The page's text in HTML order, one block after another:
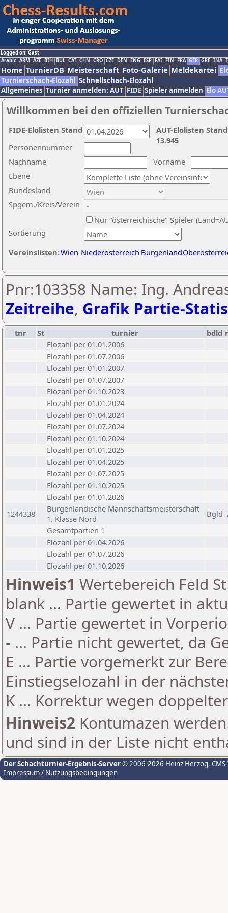
Logged on: Gast
Arabic ARM AZE BIH BUL CAT CHN CRO CZE DEN ENG ESP FAI FIN FRA GER GRE INA
Home TurnierDB Meisterschaft Foto-Galerie Meldekartei
Turnierschach-Elozahl Schnellschach-Elozahl
Allgemeines Turnier anmelden: AUT FIDE Spieler anmelden Elo
Willkommen bei den offiziellen
Nachname
Vorname
Ebene
Sortierung
Personennummer
Bundesland
Spgem./Kreis/Verein
Nur "österreichische" Spieler
Vereinslisten:Wien Niederösterreich Burgenland
AUT-Elolisten
13.945
FIDE-Elolisten Stand
Pnr:103358 Name: Ing.
Zeitreihe, Grafik Partie-
tnr St turnier bdld
Elozahl per 01.01.2006
Elozahl per 01.07.2006
Elozahl per 01.01.2007
Elozahl per 01.07.2007
Elozahl per 01.10.2023
Elozahl per 01.01.2024
Elozahl per 01.04.2024
Elozahl per 01.07.2024
Elozahl per 01.10.2024
Elozahl per 01.01.2025
Elozahl per 01.04.2025
Elozahl per 01.07.2025
Elozahl per 01.10.2025
Elozahl per 01.01.2026
1244338
Burgenländische Mannschaftsmeisterschaft
1. Klasse Nord
Bgld
Gesamtpartien 1
Elozahl per 01.04.2026
Elozahl per 01.07.2026
Elozahl per 01.10.2026
Hinweis1 Wertebereich Feld
blank ... Partie gewertet in
V ... Partie gewertet in
- ... Partie nicht gewertet, da
E ... Partie vorgemerkt zur
Einstiegselozahl in der
K ... Korrektur wegen
Hinweis2 Kontumazen
und sind in der Liste nicht
Der Schachturnier-Ergebnis-Server© 2006-2026 Heinz Herzog,
Impressum / Nutzungsbedingungen